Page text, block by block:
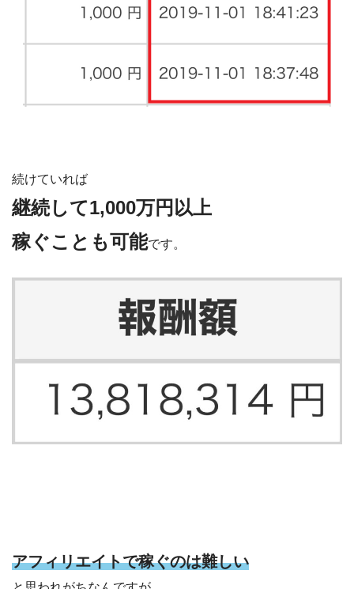
続けていれば
継続して1,000万円以上
稼ぐことも可能です。
アフィリエイトで稼ぐのは難しい